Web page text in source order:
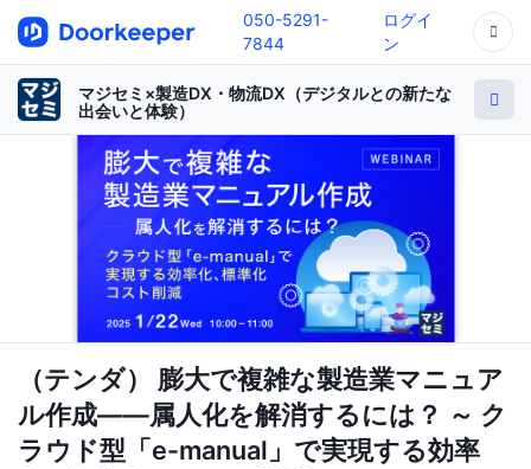
050-5291-
7844
ログイ
ン
マジセミ×製造DX・物流DX（デジタルとの新たな
出会いと体験）
（テンダ） 膨大で複雑な製造業マニュア
ル作成――属人化を解消するには？ ～ ク
ラウド型「e-manual」で実現する効率